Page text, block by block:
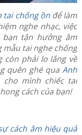
tai chống ồnđể làm
nghe nhạc, việc
tận hưởng âm
tai nghe chống
còn phải lo lắng về
quên ghé qua Anh
mình chiếc tai
cách của bạn!
cách âm hiệu quả